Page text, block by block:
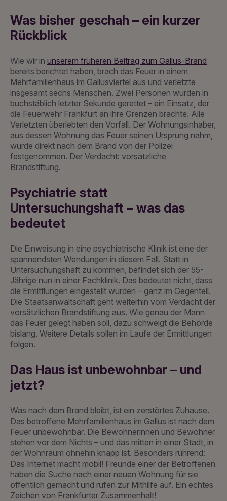
Was bisher geschah – ein kurzer
Rückblick
Wie wir in unserem früheren Beitrag zum Gallus-Brand
bereits berichtet haben, brach das Feuer in einem
Mehrfamilienhaus im Gallusviertel aus und verletzte
insgesamt sechs Menschen. Zwei Personen wurden in
buchstäblich letzter Sekunde gerettet – ein Einsatz, der
die Feuerwehr Frankfurt an ihre Grenzen brachte. Alle
Verletzten überlebten den Vorfall. Der Wohnungsinhaber,
aus dessen Wohnung das Feuer seinen Ursprung nahm,
wurde direkt nach dem Brand von der Polizei
festgenommen. Der Verdacht: vorsätzliche
Brandstiftung.
Psychiatrie statt
Untersuchungshaft – was das
bedeutet
Die Einweisung in eine psychiatrische Klinik ist eine der
spannendsten Wendungen in diesem Fall. Statt in
Untersuchungshaft zu kommen, befindet sich der 55-
Jährige nun in einer Fachklinik. Das bedeutet nicht, dass
die Ermittlungen eingestellt wurden – ganz im Gegenteil.
Die Staatsanwaltschaft geht weiterhin vom Verdacht der
vorsätzlichen Brandstiftung aus. Wie genau der Mann
das Feuer gelegt haben soll, dazu schweigt die Behörde
bislang. Weitere Details sollen im Laufe der Ermittlungen
folgen.
Das Haus ist unbewohnbar – und
jetzt?
Was nach dem Brand bleibt, ist ein zerstörtes Zuhause.
Das betroffene Mehrfamilienhaus im Gallus ist nach dem
Feuer unbewohnbar. Die Bewohnerinnen und Bewohner
stehen vor dem Nichts – und das mitten in einer Stadt, in
der Wohnraum ohnehin knapp ist. Besonders rührend:
Das Internet macht mobil! Freunde einer der Betroffenen
haben die Suche nach einer neuen Wohnung für sie
öffentlich gemacht und rufen zur Mithilfe auf. Ein echtes
Zeichen von Frankfurter Zusammenhalt!